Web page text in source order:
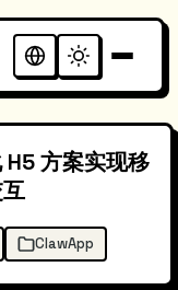
方案实现移
ClawApp